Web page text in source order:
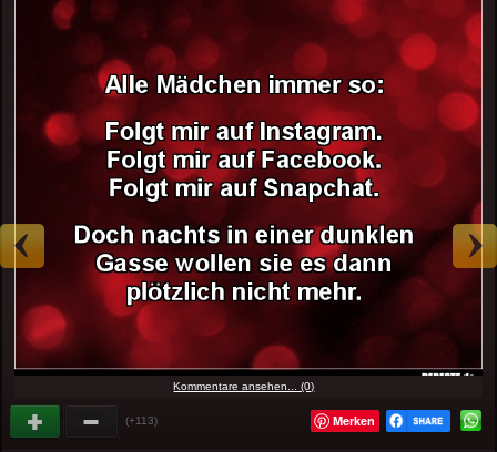
Kommentare ansehen... (0)
(+113) Merken